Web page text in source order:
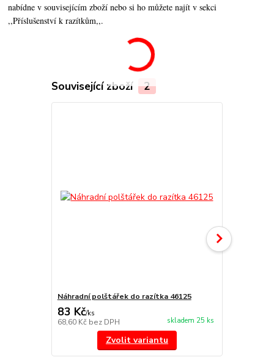
nabídne v souvisejícím zboží nebo si ho můžete najít v sekci
,,Příslušenství k razítkům,,.
Související zboží 2
Náhradní polštářek do razítka 46125
83 Kč/ks
68,60 Kč bez DPH skladem 25 ks
Zvolit variantu